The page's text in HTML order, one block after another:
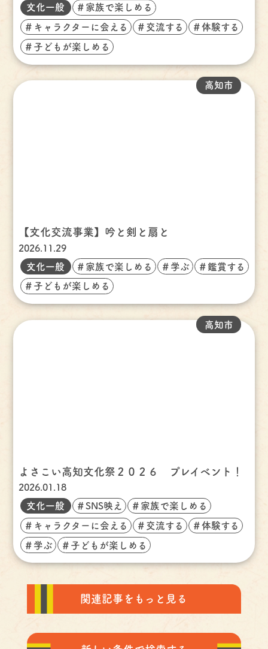
文化一般 ＃家族で楽しめる
＃キャラクターに会える ＃交流する ＃体験する
＃子どもが楽しめる
【文化交流事業】吟と剣と扇と
2026.11.29
高知市
文化一般 ＃家族で楽しめる ＃学ぶ ＃鑑賞する
＃子どもが楽しめる
よさこい高知文化祭２０２６ プレイベント！
2026.01.18
高知市
文化一般 ＃SNS映え ＃家族で楽しめる
＃キャラクターに会える ＃交流する ＃体験する
＃学ぶ ＃子どもが楽しめる
関連記事をもっと見る